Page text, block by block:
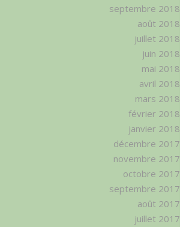
septembre 2018
août 2018
juillet 2018
juin 2018
mai 2018
avril 2018
mars 2018
février 2018
janvier 2018
décembre 2017
novembre 2017
octobre 2017
septembre 2017
août 2017
juillet 2017